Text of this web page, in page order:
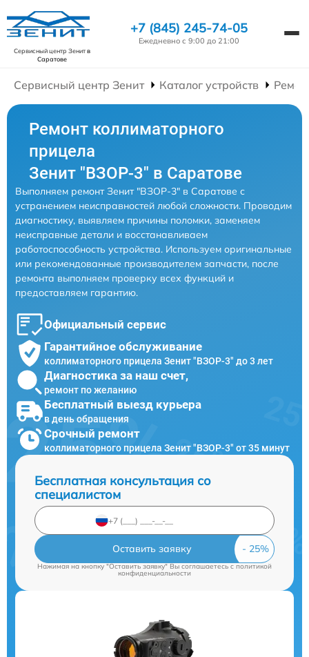
Сервисный центр Зенитв
Саратове
+7 (845) 245-74-05
Ежедневно с 9:00 до 21:00
Сервисный центр Зенит Каталог устройств
Ремонт коллиматорного
прицела
Зенит "ВЗОР-3" в Саратове
Выполняем ремонт Зенит "ВЗОР-3" в Саратове с
устранением неисправностей любой сложности. Проводим
диагностику, выявляем причины поломки, заменяем
неисправные детали и восстанавливаем
работоспособность устройства. Используем оригинальные
или рекомендованные производителем запчасти, после
ремонта выполняем проверку всех функций и
предоставляем гарантию.
Официальный сервис
Гарантийное обслуживание
коллиматорного прицела Зенит "ВЗОР-3" до 3 лет
Диагностика за наш счет,
ремонт по желанию
Бесплатный выезд курьера
в день обращения
Срочный ремонт
коллиматорного прицела Зенит "ВЗОР-3" от 35 минут
Бесплатная консультация со
специалистом
Оставить заявку
Нажимая на кнопку "Оставить заявку" Вы соглашаетесь cполитикой
конфиденциальности